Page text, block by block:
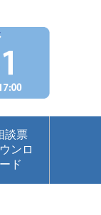
談票
ンロ
ード